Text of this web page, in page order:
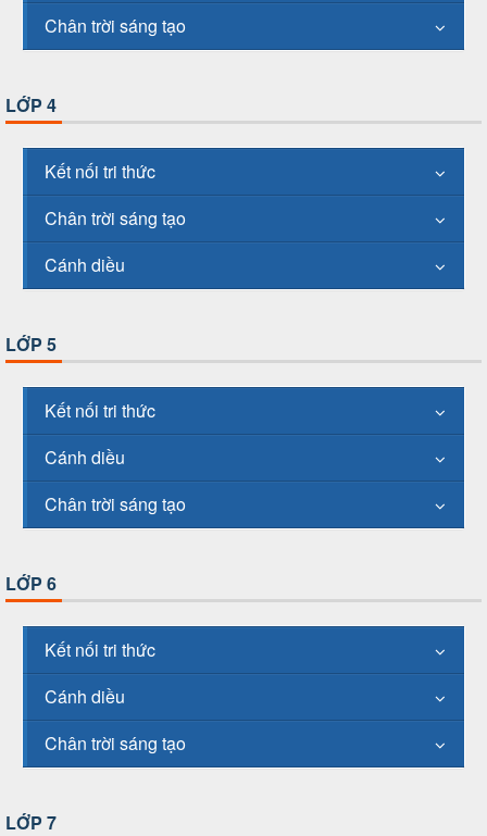
Chân trời sáng tạo
LỚP 4
Kết nối tri thức
Chân trời sáng tạo
Cánh diều
LỚP 5
Kết nối tri thức
Cánh diều
Chân trời sáng tạo
LỚP 6
Kết nối tri thức
Cánh diều
Chân trời sáng tạo
LỚP 7